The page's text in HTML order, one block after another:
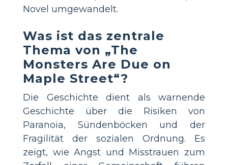
Novel umgewandelt.
Was ist das zentrale
Thema von „The
Monsters Are Due on
Maple Street“?
Die Geschichte dient als warnende
Geschichte über die Risiken von
Paranoia, Sündenböcken und der
Fragilität der sozialen Ordnung. Es
zeigt, wie Angst und Misstrauen zum